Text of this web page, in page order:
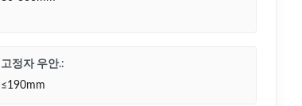
고정자 우안.:
≤190mm